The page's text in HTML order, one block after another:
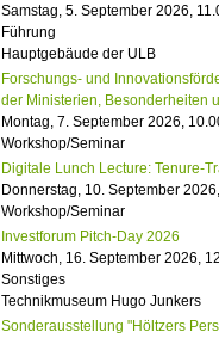
Samstag, 5. September 2026,
Führung
Hauptgebäude der ULB
Forschungs- und
der Ministerien, Besonderheiten
Montag, 7. September 2026,
Workshop/Seminar
Digitale Lunch Lecture: Tenure-
Donnerstag, 10. September
Workshop/Seminar
Investforum Pitch-Day 2026
Mittwoch, 16. September 2026,
Sonstiges
Technikmuseum Hugo Junkers
Sonderausstellung "Höltzers